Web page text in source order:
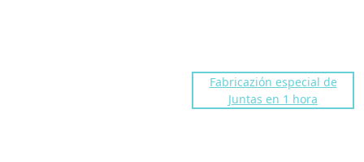
Fabricazión especial de
Juntas en 1 hora